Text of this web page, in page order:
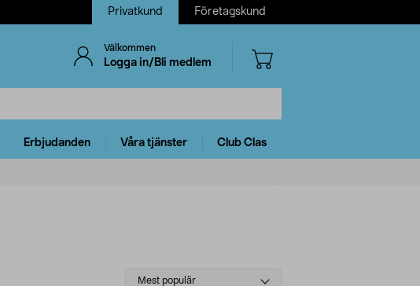
Privatkund Företagskund
Välkommen
Logga in/Bli medlem
Erbjudanden Våra tjänster Club Clas
Select
Mest populär